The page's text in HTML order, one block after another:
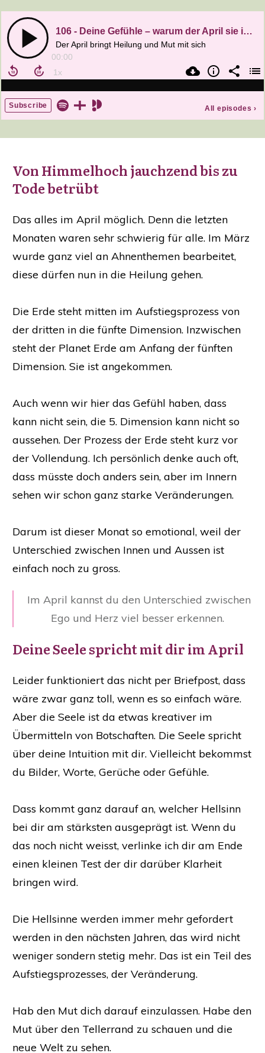
Von Himmelhoch jauchzend bis zu
Tode betrübt
Das alles im April möglich. Denn die letzten
Monaten waren sehr schwierig für alle. Im März
wurde ganz viel an Ahnenthemen bearbeitet,
diese dürfen nun in die Heilung gehen.
Die Erde steht mitten im Aufstiegsprozess von
der dritten in die fünfte Dimension. Inzwischen
steht der Planet Erde am Anfang der fünften
Dimension. Sie ist angekommen.
Auch wenn wir hier das Gefühl haben, dass
kann nicht sein, die 5. Dimension kann nicht so
aussehen. Der Prozess der Erde steht kurz vor
der Vollendung. Ich persönlich denke auch oft,
dass müsste doch anders sein, aber im Innern
sehen wir schon ganz starke Veränderungen.
Darum ist dieser Monat so emotional, weil der
Unterschied zwischen Innen und Aussen ist
einfach noch zu gross.
Im April kannst du den Unterschied zwischen
Ego und Herz viel besser erkennen.
Deine Seele spricht mit dir im April
Leider funktioniert das nicht per Briefpost, dass
wäre zwar ganz toll, wenn es so einfach wäre.
Aber die Seele ist da etwas kreativer im
Übermitteln von Botschaften. Die Seele spricht
über deine Intuition mit dir. Vielleicht bekommst
du Bilder, Worte, Gerüche oder Gefühle.
Dass kommt ganz darauf an, welcher Hellsinn
bei dir am stärksten ausgeprägt ist. Wenn du
das noch nicht weisst, verlinke ich dir am Ende
einen kleinen Test der dir darüber Klarheit
bringen wird.
Die Hellsinne werden immer mehr gefordert
werden in den nächsten Jahren, das wird nicht
weniger sondern stetig mehr. Das ist ein Teil des
Aufstiegsprozesses, der Veränderung.
Hab den Mut dich darauf einzulassen. Habe den
Mut über den Tellerrand zu schauen und die
neue Welt zu sehen.